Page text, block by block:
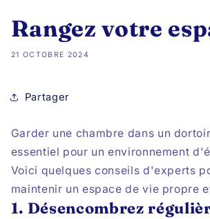
Rangez votre
21 OCTOBRE 2024
Partager
Garder une chambre dans un
essentiel pour un environnement
Voici quelques conseils d'experts
maintenir un espace de vie propre
1. Désencombrez